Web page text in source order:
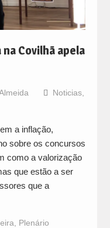
na Covilhã apela
Noticias,
a inflação,
sobre os concursos
como a valorização
que estão a ser
que a
Plenário